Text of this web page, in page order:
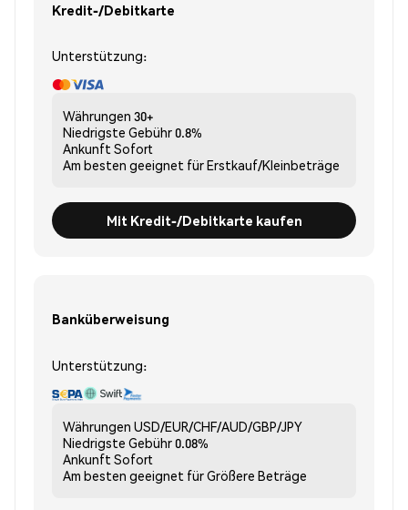
Kredit-/Debitkarte
Unterstützung:
Währungen 30+
Niedrigste Gebühr0.8%
Ankunft Sofort
Am besten geeignet fürErstkauf/Kleinbeträge
Mit Kredit-/Debitkarte kaufen
Banküberweisung
Unterstützung:
Währungen USD/EUR/CHF/AUD/GBP/JPY
Niedrigste Gebühr0.08%
Ankunft Sofort
Am besten geeignet fürGrößere Beträge